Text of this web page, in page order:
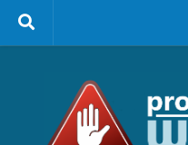
Zum Inhalt springen